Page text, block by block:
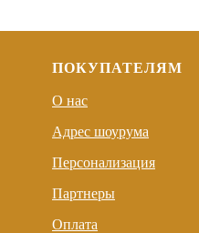
ПОКУПАТЕЛЯМ
О нас
Адрес шоурума
Персонализация
Партнеры
Оплата